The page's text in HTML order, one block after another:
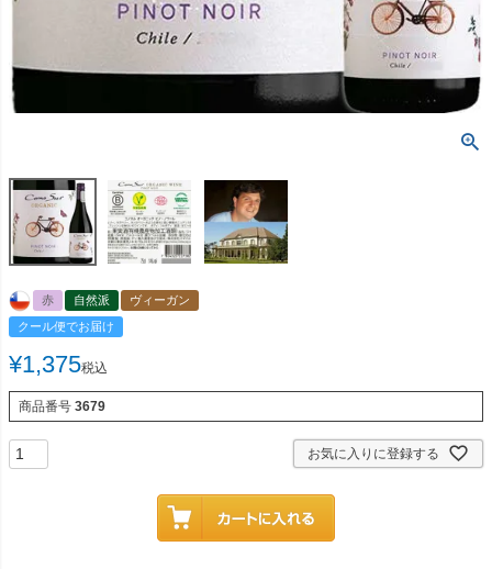
赤 自然派
ヴィーガン
クール便でお届け
¥1,375税込
商品番号 3679
お気に入りに登録する